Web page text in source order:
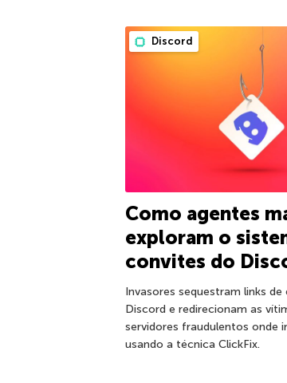
Discord
Como agentes
exploram o
convites do
Invasores sequestram links
Discord e redirecionam as
servidores fraudulentos onde
usando a técnica ClickFix.